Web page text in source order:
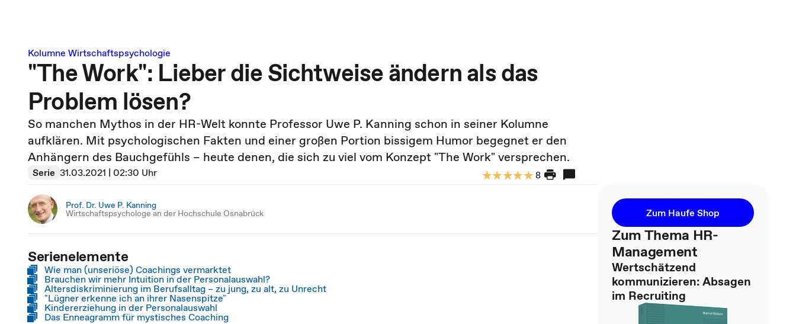
Kolumne Wirtschaftspsychologie
"The Work": Lieber die Sichtweise ändern als das
Problem lösen?
So manchen Mythos in der HR-Welt konnte Professor Uwe P. Kanning schon in seiner Kolumne
aufklären. Mit psychologischen Fakten und einer großen Portion bissigem Humor begegnet er den
Anhängern des Bauchgefühls – heute denen, die sich zu viel vom Konzept "The Work" versprechen.
Serie 31.03.2021 | 02:30 Uhr 8
Prof. Dr. Uwe P. Kanning
Wirtschaftspsychologe an der Hochschule Osnabrück
Serienelemente
Wie man (unseriöse) Coachings vermarktet
Brauchen wir mehr Intuition in der Personalauswahl?
Altersdiskriminierung im Berufsalltag – zu jung, zu alt, zu Unrecht
"Lügner erkenne ich an ihrer Nasenspitze"
Kindererziehung in der Personalauswahl
Das Enneagramm für mystisches Coaching
Zum Haufe Shop
Zum Thema HR-
Management
Wertschätzend
kommunizieren: Absagen
im Recruiting